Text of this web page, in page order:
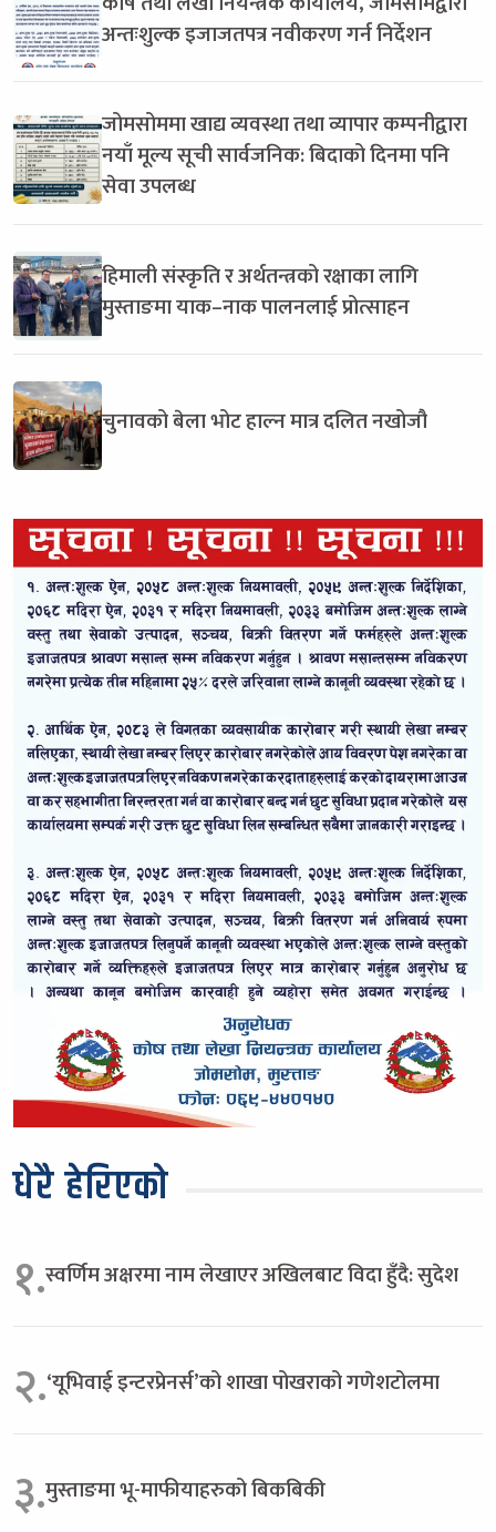
अन्तःशुल्क इजाजतपत्र नवीकरण गर्न निर्देशन
जोमसोममा खाद्य व्यवस्था तथा व्यापार कम्पनीद्वारा
नयाँ मूल्य सूची सार्वजनिक: बिदाको दिनमा पनि
सेवा उपलब्ध
हिमाली संस्कृति र अर्थतन्त्रको रक्षाका लागि
मुस्ताङमा याक–नाक पालनलाई प्रोत्साहन
चुनावको बेला भोट हाल्न मात्र दलित नखोजौ
धेरै हेरिएको
१.स्वर्णिम अक्षरमा नाम लेखाएर अखिलबाट विदा हुँदै: सुदेश
२.‘यूभिवाई इन्टरप्रेनर्स’को शाखा पोखराको गणेशटोलमा
३.मुस्ताङमा भू-माफीयाहरुको बिकबिकी